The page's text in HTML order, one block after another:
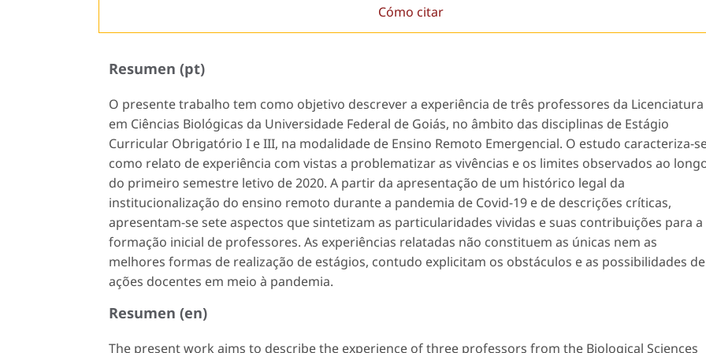
Cómo citar
Resumen (pt)
O presente trabalho tem como objetivo descrever a experiência de três professores da Licenciatura
em Ciências Biológicas da Universidade Federal de Goiás, no âmbito das disciplinas de Estágio
Curricular Obrigatório I e III, na modalidade de Ensino Remoto Emergencial. O estudo caracteriza-
como relato de experiência com vistas a problematizar as vivências e os limites observados ao
do primeiro semestre letivo de 2020. A partir da apresentação de um histórico legal da
institucionalização do ensino remoto durante a pandemia de Covid-19 e de descrições críticas,
apresentam-se sete aspectos que sintetizam as particularidades vividas e suas contribuições para a
formação inicial de professores. As experiências relatadas não constituem as únicas nem as
melhores formas de realização de estágios, contudo explicitam os obstáculos e as possibilidades de
ações docentes em meio à pandemia.
Resumen (en)
The present work aims to describe the experience of three professors from the Biological Sciences